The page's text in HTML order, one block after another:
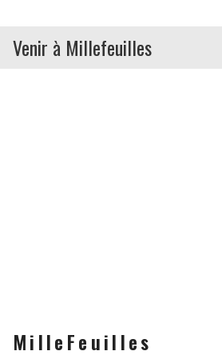
Venir à Millefeuilles
MilleFeuilles